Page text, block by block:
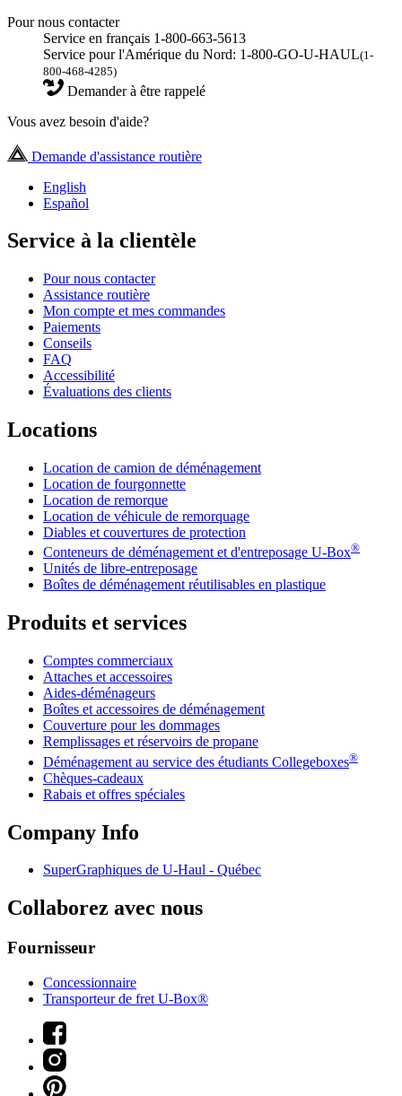
Pour nous contacter
Service en français 1-800-663-5613
Service pour l'Amérique du Nord: 1-800-GO-U-HAUL(1-
800-468-4285)
Demander à être rappelé
Vous avez besoin d'aide?
Demande d'assistance routière
English
Español
Service à la clientèle
Pour nous contacter
Assistance routière
Mon compte et mes commandes
Paiements
Conseils
FAQ
Accessibilité
Évaluations des clients
Locations
Location de camion de déménagement
Location de fourgonnette
Location de remorque
Location de véhicule de remorquage
Diables et couvertures de protection
Conteneurs de déménagement et d'entreposage U-Box®
Unités de libre-entreposage
Boîtes de déménagement réutilisables en plastique
Produits et services
Comptes commerciaux
Attaches et accessoires
Aides-déménageurs
Boîtes et accessoires de déménagement
Couverture pour les dommages
Remplissages et réservoirs de propane
Déménagement au service des étudiants Collegeboxes®
Chèques-cadeaux
Rabais et offres spéciales
Company Info
SuperGraphiques de U-Haul - Québec
Collaborez avec nous
Fournisseur
Concessionnaire
Transporteur de fret U-Box®